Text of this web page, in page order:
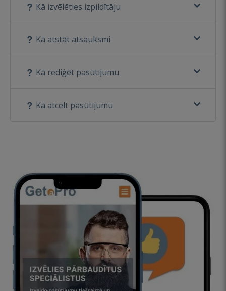
Kā izvēlēties izpildītāju
Kā atstāt atsauksmi
Kā rediģēt pasūtījumu
Kā atcelt pasūtījumu